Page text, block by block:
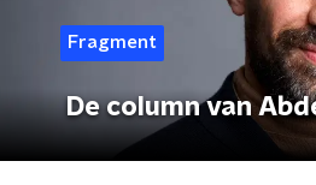
Fragment
De column van